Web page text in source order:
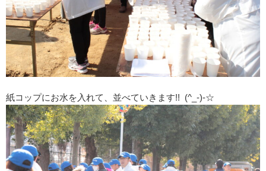
紙コップにお水を入れて、並べていきます!! (^_-)-☆